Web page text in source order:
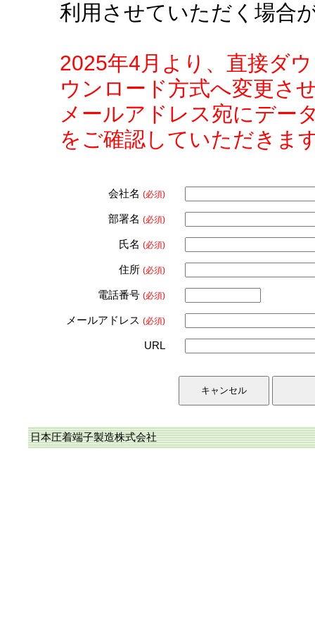
利用させていただく場合
2025年4月より、直接ダ
ウンロード方式へ変更さ
メールアドレス宛にデー
をご確認していただきま
会社名 (必須)
部署名 (必須)
氏名 (必須)
住所 (必須)
電話番号 (必須)
メールアドレス (必須)
URL
日本圧着端子製造株式会社